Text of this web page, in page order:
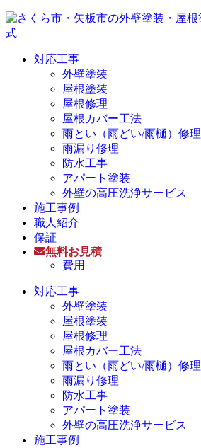
対応工事
外壁塗装
屋根塗装
屋根修理
屋根カバー工法
雨とい（雨どい/雨樋）修理
雨漏り修理
防水工事
アパート塗装
外壁の高圧洗浄サービス
施工事例
職人紹介
保証
無料お見積
費用
対応工事
外壁塗装
屋根塗装
屋根修理
屋根カバー工法
雨とい（雨どい/雨樋）修理
雨漏り修理
防水工事
アパート塗装
外壁の高圧洗浄サービス
施工事例